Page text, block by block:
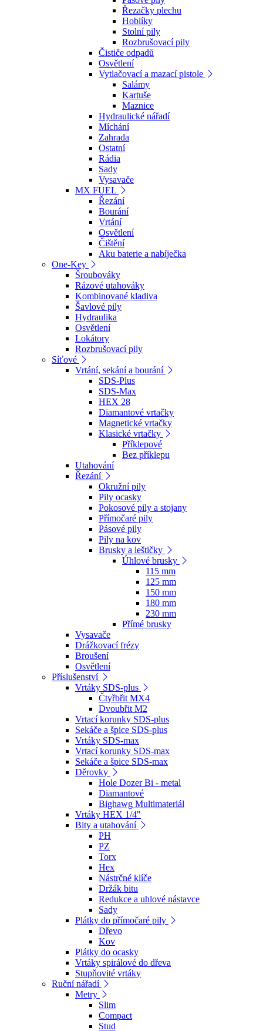
Řezačky plechu
Hoblíky
Stolní pily
Rozbrušovací pily
Čističe odpadů
Osvětlení
Vytlačovací a mazací pistole
Salámy
Kartuše
Maznice
Hydraulické nářadí
Míchání
Zahrada
Ostatní
Rádia
Sady
Vysavače
MX FUEL
Řezání
Bourání
Vrtání
Osvětlení
Čištění
Aku baterie a nabíječka
One-Key
Šroubováky
Rázové utahováky
Kombinované kladiva
Šavlové pily
Hydraulika
Osvětlení
Lokátory
Rozbrušovací pily
Síťové
Vrtání, sekání a bourání
SDS-Plus
SDS-Max
HEX 28
Diamantové vrtačky
Magnetické vrtačky
Klasické vrtačky
Příklepové
Bez příklepu
Utahování
Řezání
Okružní pily
Pily ocasky
Pokosové pily a stojany
Přímočaré pily
Pásové pily
Pily na kov
Brusky a leštičky
Úhlové brusky
115 mm
125 mm
150 mm
180 mm
230 mm
Přímé brusky
Vysavače
Drážkovací frézy
Broušení
Osvětlení
Příslušenství
Vrtáky SDS-plus
Čtyřbřit MX4
Dvoubřit M2
Vrtací korunky SDS-plus
Sekáče a špice SDS-plus
Vrtáky SDS-max
Vrtací korunky SDS-max
Sekáče a špice SDS-max
Děrovky
Hole Dozer Bi - metal
Diamantové
Bighawg Multimateriál
Vrtáky HEX 1/4"
Bity a utahování
PH
PZ
Torx
Hex
Nástrčné klíče
Držák bitu
Redukce a uhlové nástavce
Sady
Plátky do přímočaré pily
Dřevo
Kov
Plátky do ocasky
Vrtáky spirálové do dřeva
Stupňovité vrtáky
Ruční nářadí
Metry
Slim
Compact
Stud